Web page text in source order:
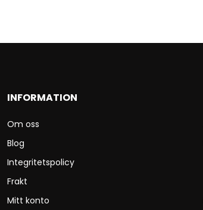
INFORMATION
Om oss
Blog
Integritetspolicy
Frakt
Mitt konto